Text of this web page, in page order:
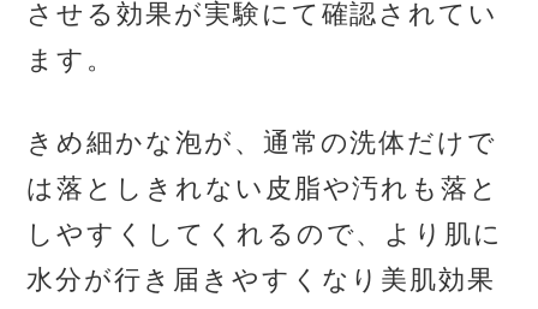
させる効果が実験にて確認されてい
ます。
きめ細かな泡が、通常の洗体だけで
は落としきれない皮脂や汚れも落と
しやすくしてくれるので、より肌に
水分が行き届きやすくなり美肌効果